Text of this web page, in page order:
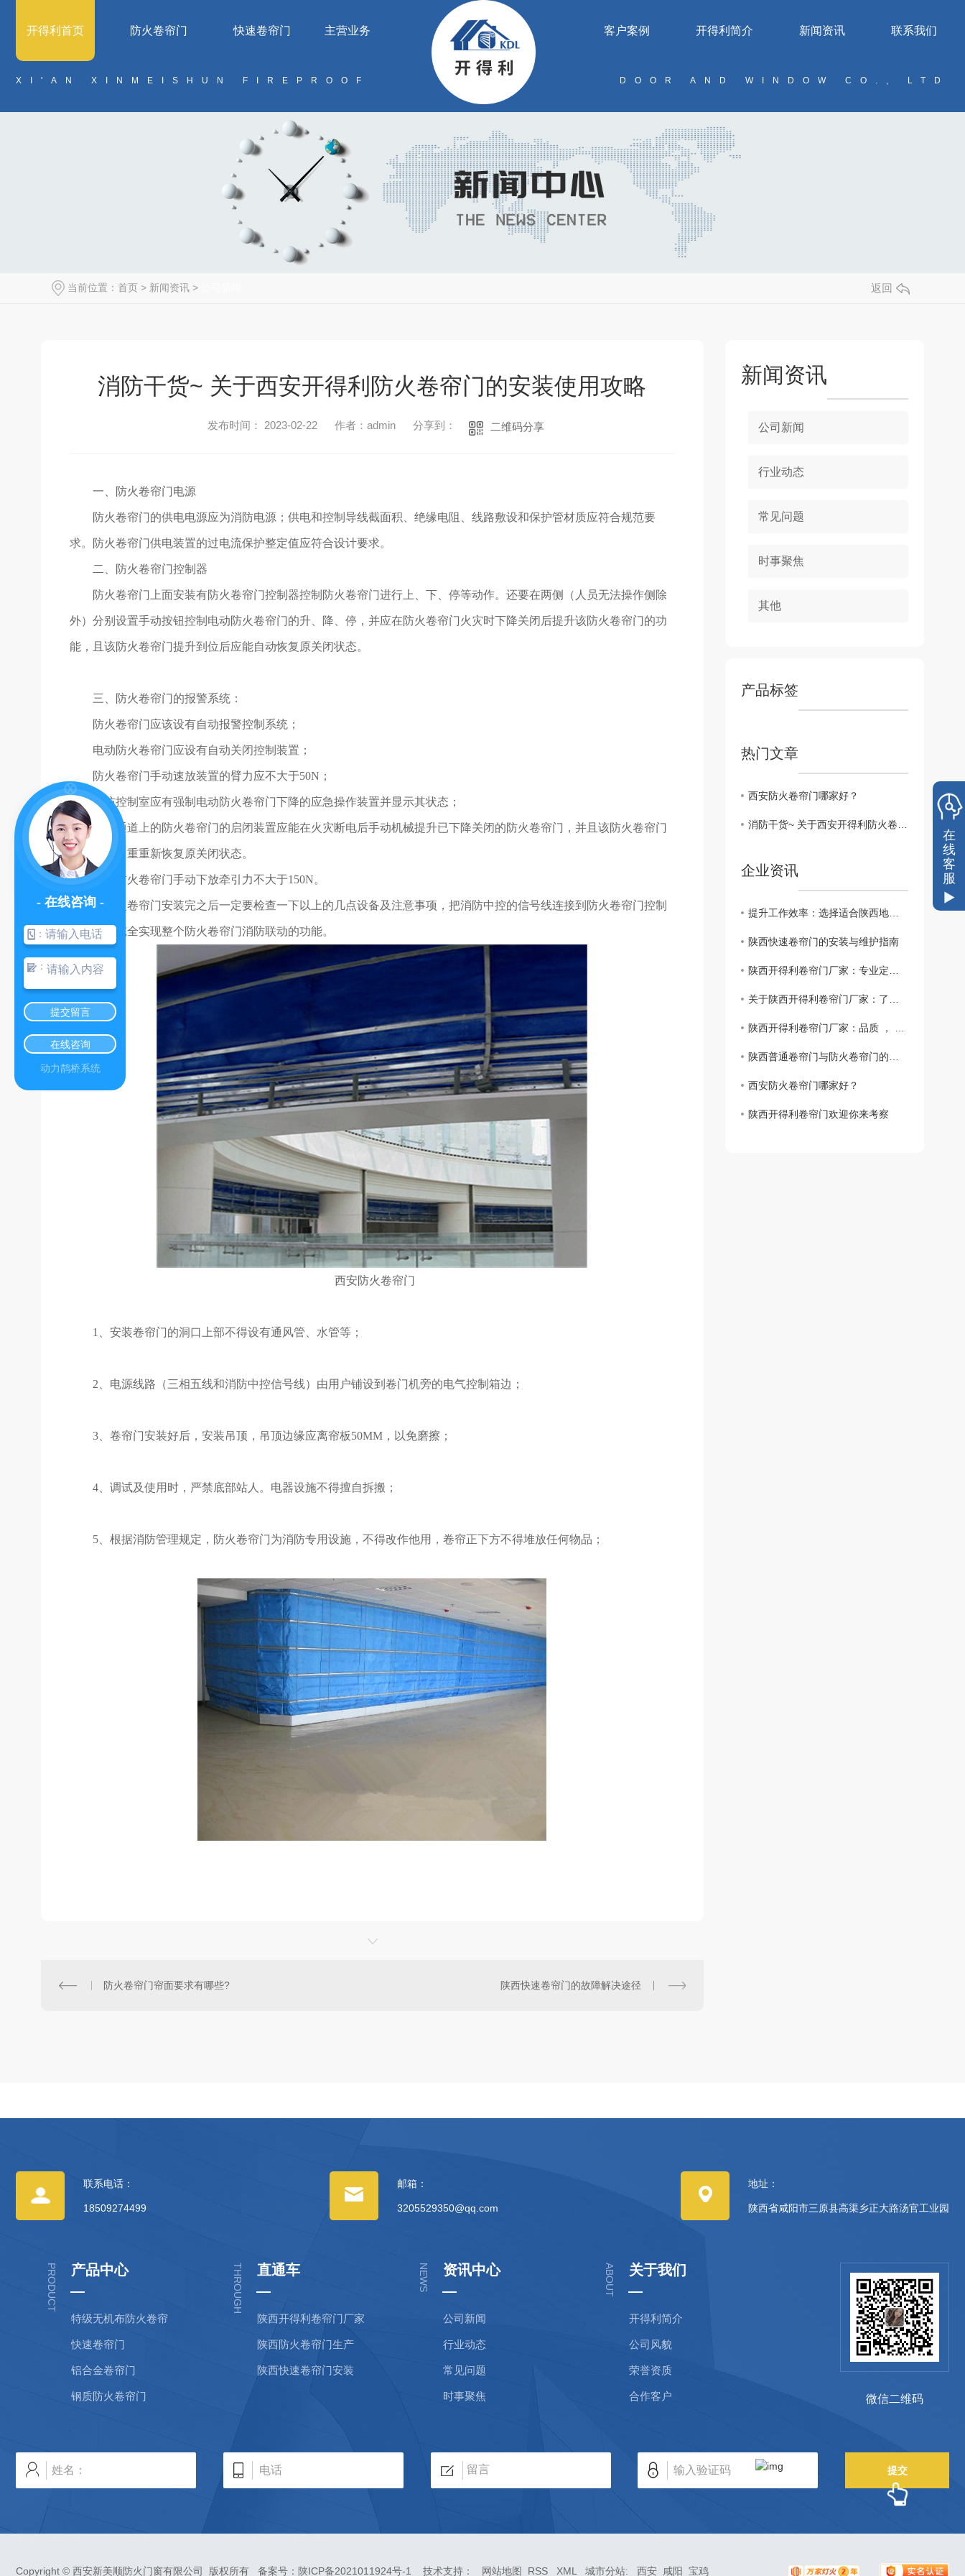
开得利首页 防火卷帘门 快速卷帘门 主营业务 客户案例 开得利简介 新闻资讯 联系我们
XI'AN XINMEISHUN FIREPROOF DOOR AND WINDOW CO., LTD
当前位置： 首页 > 新闻资讯 > 返回
消防干货~ 关于西安开得利防火卷帘门的安装使用攻略
发布时间： 2023-02-22 作者：admin 分享到： 二维码分享
一、防火卷帘门电源
防火卷帘门的供电电源应为消防电源；供电和控制导线截面积、绝缘电阻、线路敷设和保护管材质应符合规范要
求。防火卷帘门供电装置的过电流保护整定值应符合设计要求。
二、防火卷帘门控制器
防火卷帘门上面安装有防火卷帘门控制器控制防火卷帘门进行上、下、停等动作。还要在两侧（人员无法操作侧除
外）分别设置手动按钮控制电动防火卷帘门的升、降、停，并应在防火卷帘门火灾时下降关闭后提升该防火卷帘门的功
能，且该防火卷帘门提升到位后应能自动恢复原关闭状态。
三、防火卷帘门的报警系统：
防火卷帘门应该设有自动报警控制系统；
电动防火卷帘门应设有自动关闭控制装置；
防火卷帘门手动速放装置的臂力应不大于50N；
消防控制室应有强制电动防火卷帘门下降的应急操作装置并显示其状态；
疏散通道上的防火卷帘门的启闭装置应能在火灾断电后手动机械提升已下降关闭的防火卷帘门，并且该防火卷帘门
能依靠其自重重新恢复原关闭状态。
手动防火卷帘门手动下放牵引力不大于150N。
在防火卷帘门安装完之后一定要检查一下以上的几点设备及注意事项，把消防中控的信号线连接到防火卷帘门控制
器上就能完全实现整个防火卷帘门消防联动的功能。
西安防火卷帘门
1、安装卷帘门的洞口上部不得设有通风管、水管等；
2、电源线路（三相五线和消防中控信号线）由用户铺设到卷门机旁的电气控制箱边；
3、卷帘门安装好后，安装吊顶，吊顶边缘应离帘板50MM，以免磨擦；
4、调试及使用时，严禁底部站人。电器设施不得擅自拆搬；
5、根据消防管理规定，防火卷帘门为消防专用设施，不得改作他用，卷帘正下方不得堆放任何物品；
防火卷帘门帘面要求有哪些? 陕西快速卷帘门的故障解决途径
新闻资讯
公司新闻
行业动态
常见问题
时事聚焦
其他
产品标签
热门文章
西安防火卷帘门哪家好？
消防干货~ 关于西安开得利防火卷帘门的安装使用攻略
企业资讯
提升工作效率：选择适合陕西地区的快速卷帘门
陕西快速卷帘门的安装与维护指南
陕西开得利卷帘门厂家：专业定制，贴心服务
关于陕西开得利卷帘门厂家：了解更多品牌
陕西开得利卷帘门厂家：品质 ， 无忧
陕西普通卷帘门与防火卷帘门的区别
西安防火卷帘门哪家好？
陕西开得利卷帘门欢迎你来考察
联系电话：
18509274499
邮箱：
3205529350@qq.com
地址：
陕西省咸阳市三原县高渠乡正大路汤官工业园
PRODUCT 产品中心
特级无机布防火卷帘
快速卷帘门
铝合金卷帘门
钢质防火卷帘门
THROUGH 直通车
陕西开得利卷帘门厂家
陕西防火卷帘门生产
陕西快速卷帘门安装
NEWS 资讯中心
公司新闻
行业动态
常见问题
时事聚焦
ABOUT 关于我们
开得利简介
公司风貌
荣誉资质
合作客户 微信二维码
提交
Copyright © 西安新美顺防火门窗有限公司 版权所有 备案号： 陕ICP备2021011924号-1 技术支持： 网站地图 RSS XML 城市分站: 西安 咸阳 宝鸡
在
线
客
服
- 在线咨询 -
：
：
提交留言
在线咨询
动力鹊桥系统